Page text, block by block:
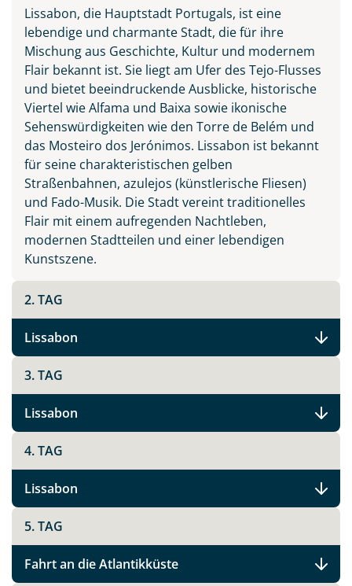
Teile diese Reise
Facebook
Instagram
X
Telegram
per E-Mail senden
Link kopieren
Lissabon, die Hauptstadt Portugals, ist eine
lebendige und charmante Stadt, die für ihre
Mischung aus Geschichte, Kultur und modernem
Flair bekannt ist. Sie liegt am Ufer des Tejo-Flusses
und bietet beeindruckende Ausblicke, historische
Viertel wie Alfama und Baixa sowie ikonische
Sehenswürdigkeiten wie den Torre de Belém und
das Mosteiro dos Jerónimos. Lissabon ist bekannt
für seine charakteristischen gelben
Straßenbahnen, azulejos (künstlerische Fliesen)
und Fado-Musik. Die Stadt vereint traditionelles
Flair mit einem aufregenden Nachtleben,
modernen Stadtteilen und einer lebendigen
Kunstszene.
2. TAG
Lissabon
3. TAG
Lissabon
4. TAG
Lissabon
5. TAG
Fahrt an die Atlantikküste